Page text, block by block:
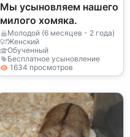
Мы усыновляем нашего
милого хомяка.
Молодой (6 месяцев - 2 года)
Женский
Обученный
Бесплатное усыновление
1634 просмотров